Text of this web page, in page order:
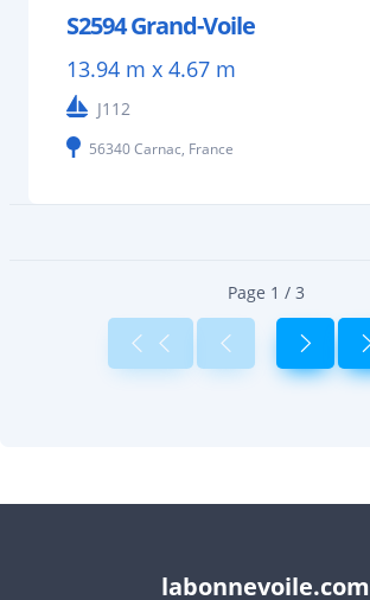
S2594 Grand-Voile
13.94 m x 4.67 m
J112
56340 Carnac, France
Page 1 / 3
labonnevoile.com